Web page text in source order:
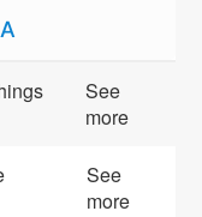
See
more
See
more